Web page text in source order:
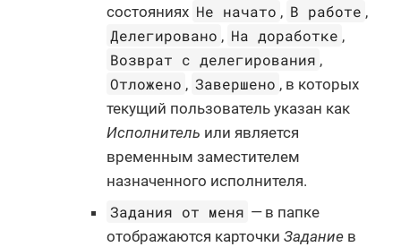
состояниях Не начато , В работе ,
Делегировано , На доработке ,
Возврат с делегирования ,
Отложено , Завершено , в которых
текущий пользователь указан как
Исполнитель или является
временным заместителем
назначенного исполнителя.
Задания от меня — в папке
отображаются карточки Задание в